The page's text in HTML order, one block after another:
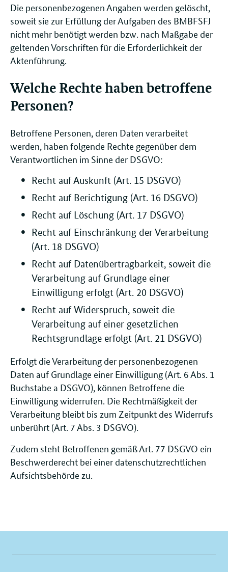
Die personenbezogenen Angaben werden gelöscht,
soweit sie zur Erfüllung der Aufgaben des BMBFSFJ
nicht mehr benötigt werden bzw. nach Maßgabe der
geltenden Vorschriften für die Erforderlichkeit der
Aktenführung.
Welche Rechte haben betroffene
Personen?
Betroffene Personen, deren Daten verarbeitet
werden, haben folgende Rechte gegenüber dem
Verantwortlichen im Sinne der DSGVO:
Recht auf Auskunft (Art. 15 DSGVO)
Recht auf Berichtigung (Art. 16 DSGVO)
Recht auf Löschung (Art. 17 DSGVO)
Recht auf Einschränkung der Verarbeitung
(Art. 18 DSGVO)
Recht auf Datenübertragbarkeit, soweit die
Verarbeitung auf Grundlage einer
Einwilligung erfolgt (Art. 20 DSGVO)
Recht auf Widerspruch, soweit die
Verarbeitung auf einer gesetzlichen
Rechtsgrundlage erfolgt (Art. 21 DSGVO)
Erfolgt die Verarbeitung der personenbezogenen
Daten auf Grundlage einer Einwilligung (Art. 6 Abs. 1
Buchstabe a DSGVO), können Betroffene die
Einwilligung widerrufen. Die Rechtmäßigkeit der
Verarbeitung bleibt bis zum Zeitpunkt des Widerrufs
unberührt (Art. 7 Abs. 3 DSGVO).
Zudem steht Betroffenen gemäß Art. 77 DSGVO ein
Beschwerderecht bei einer datenschutzrechtlichen
Aufsichtsbehörde zu.